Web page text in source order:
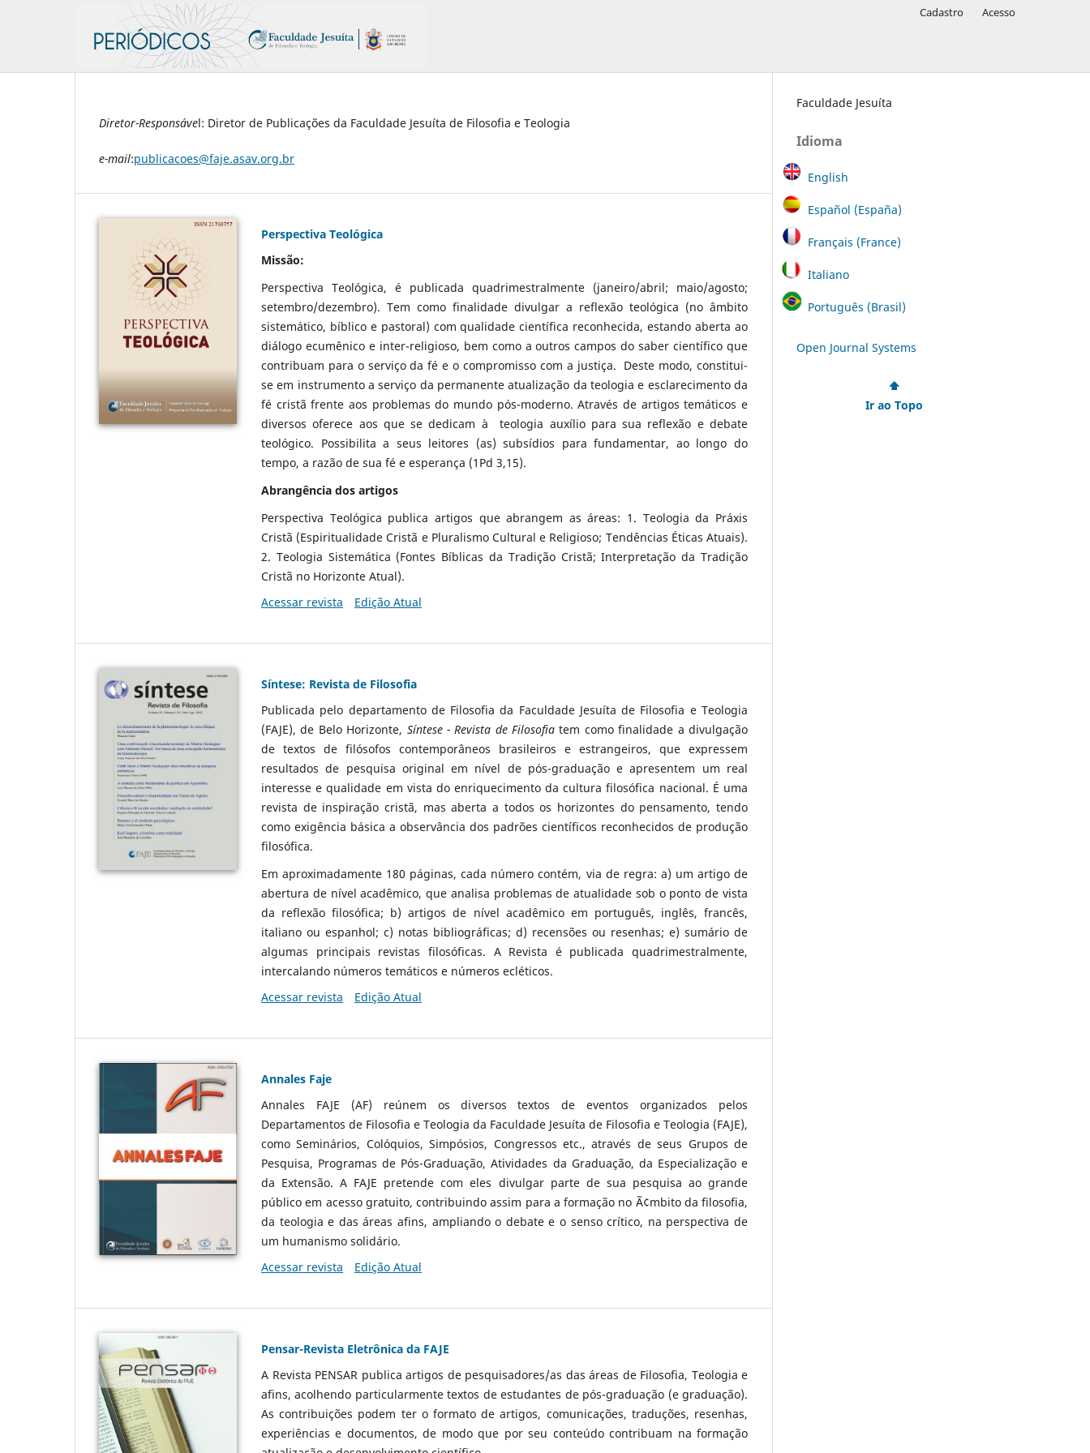
Cadastro Acesso
Diretor-Responsável: Diretor de Publicações da Faculdade Jesuíta de Filosofia e Teologia
e-mail:publicacoes@faje.asav.org.br
Perspectiva Teológica
Missão:
Perspectiva Teológica, é publicada quadrimestralmente (janeiro/abril; maio/agosto;
setembro/dezembro). Tem como finalidade divulgar a reflexão teológica (no âmbito
sistemático, bíblico e pastoral) com qualidade científica reconhecida, estando aberta ao
diálogo ecumênico e inter-religioso, bem como a outros campos do saber científico que
contribuam para o serviço da fé e o compromisso com a justiça. Deste modo, constitui-
se em instrumento a serviço da permanente atualização da teologia e esclarecimento da
fé cristã frente aos problemas do mundo pós-moderno. Através de artigos temáticos e
diversos oferece aos que se dedicam à teologia auxílio para sua reflexão e debate
teológico. Possibilita a seus leitores (as) subsídios para fundamentar, ao longo do
tempo, a razão de sua fé e esperança (1Pd 3,15).
Abrangência dos artigos
Perspectiva Teológica publica artigos que abrangem as áreas: 1. Teologia da Práxis
Cristã (Espiritualidade Cristã e Pluralismo Cultural e Religioso; Tendências Éticas Atuais).
2. Teologia Sistemática (Fontes Bíblicas da Tradição Cristã; Interpretação da Tradição
Cristã no Horizonte Atual).
Acessar revista
Edição Atual
Síntese: Revista de Filosofia
Publicada pelo departamento de Filosofia da Faculdade Jesuíta de Filosofia e Teologia
(FAJE), de Belo Horizonte, Síntese - Revista de Filosofia tem como finalidade a divulgação
de textos de filósofos contemporâneos brasileiros e estrangeiros, que expressem
resultados de pesquisa original em nível de pós-graduação e apresentem um real
interesse e qualidade em vista do enriquecimento da cultura filosófica nacional. É uma
revista de inspiração cristã, mas aberta a todos os horizontes do pensamento, tendo
como exigência básica a observância dos padrões científicos reconhecidos de produção
filosófica.
Em aproximadamente 180 páginas, cada número contém, via de regra: a) um artigo de
abertura de nível acadêmico, que analisa problemas de atualidade sob o ponto de vista
da reflexão filosófica; b) artigos de nível acadêmico em português, inglês, francês,
italiano ou espanhol; c) notas bibliográficas; d) recensões ou resenhas; e) sumário de
algumas principais revistas filosóficas. A Revista é publicada quadrimestralmente,
intercalando números temáticos e números ecléticos.
Acessar revista
Edição Atual
Annales Faje
Annales FAJE (AF) reúnem os diversos textos de eventos organizados pelos
Departamentos de Filosofia e Teologia da Faculdade Jesuíta de Filosofia e Teologia (FAJE),
como Seminários, Colóquios, Simpósios, Congressos etc., através de seus Grupos de
Pesquisa, Programas de Pós-Graduação, Atividades da Graduação, da Especialização e
da Extensão. A FAJE pretende com eles divulgar parte de sua pesquisa ao grande
público em acesso gratuito, contribuindo assim para a formação no Ã¢mbito da filosofia,
da teologia e das áreas afins, ampliando o debate e o senso crítico, na perspectiva de
um humanismo solidário.
Acessar revista
Edição Atual
Pensar-Revista Eletrônica da FAJE
A Revista PENSAR publica artigos de pesquisadores/as das áreas de Filosofia, Teologia e
afins, acolhendo particularmente textos de estudantes de pós-graduação (e graduação).
As contribuições podem ter o formato de artigos, comunicações, traduções, resenhas,
experiências e documentos, de modo que por seu conteúdo contribuam na formação
Faculdade Jesuíta
Idioma
English
Español (España)
Français (France)
Italiano
Português (Brasil)
Open Journal Systems
⬆
Ir ao Topo